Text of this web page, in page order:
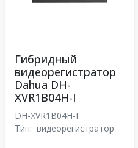
Гибридный
видеорегистратор
Dahua DH-
XVR1B04H-I
DH-XVR1B04H-I
Тип: видеорегистратор